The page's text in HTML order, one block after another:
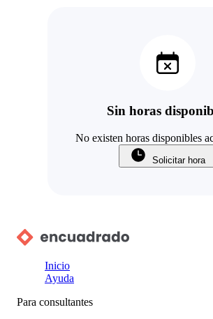
Sin horas
No existen horas disponibles
Solicitar hora
Inicio
Ayuda
Para consultantes